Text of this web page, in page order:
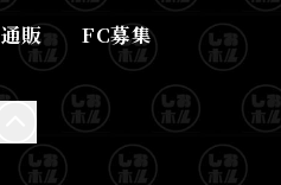
通販 FC募集